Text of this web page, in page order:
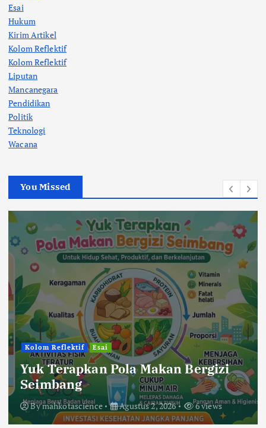
Esai
Hukum
Kirim Artikel
Kolom Reflektif
Kolom Reflektif
Liputan
Mancanegara
Pendidikan
Politik
Teknologi
Wacana
You Missed
Kolom Reflektif Esai
Yuk Terapkan Pola Makan Bergizi
Seimbang
Bymahkotascience Agustus 2, 2026 6 views